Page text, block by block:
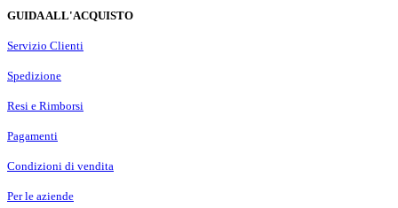
GUIDA ALL'ACQUISTO
Servizio Clienti
Spedizione
Resi e Rimborsi
Pagamenti
Condizioni di vendita
Per le aziende